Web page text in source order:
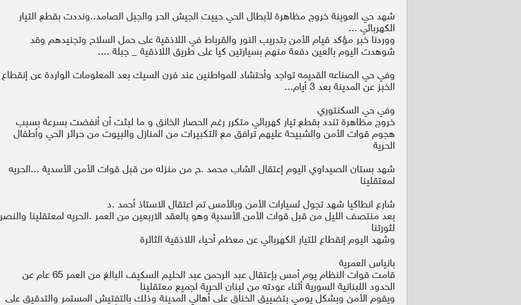
شهد حي العوينة خروج مظاهرة لأبطال الحي حييت الجيش الحر والجبل الصامد..ونددت بقطع التيار
الكهربائي ...
ووردنا خبر مؤكد قيام الأمن بتدريب النور والقرباط في اللاذقية على حمل السلاح وتجنيدهم وقد
شوهدت اليوم بالعين دفعة منهم بسيارتين كيا على طريق اللاذقية _ جبلة ....
وفي حي الصناعه القديمه تواجد وأحتشاد للمواطنين عند فرن السيك بعد المعلومات الواردة عن إنقطاع
الخبز عن المدينة بعد 3 أيام...
وفي حي السكنتوري
خروج مظاهرة تندد بقطع تيار كهربائي متكرر رغم الحصار الخانق و ما لبثت أن أنفضت بسرعة بسبب
هجوم قوات الأمن والشبيحة عليهم ترافق مع التكبيرات من المنازل والبيوت من حرائر الحي وأطفال
الحرية
شهد بستان الصيداوي اليوم إعتقال الشاب محمد .ح من منزله من قبل قوات الأمن الأسدية ...الحريه
لمعتقلينا
شارع انطاكيا شهد تجول لسيارات الأمن وبالأمس تم اعتقال الاستاذ أحمد .د
بعد منتصف الليل من قبل قوات الأمن الأسدية وهو بالعقد الاربعين من العمر .الحريه لمعتقلينا والنصر
لثورتنا
وشهد اليوم إنقطاع للتيار الكهربائي عن معظم أحياء اللاذقية الثائرة
بانياس العمرية
قامت قوات النظام يوم أمس بإعتقال عبد الرحمن عبد الحليم السكيف البالغ من العمر 65 عام عن
الحدود اللبنانية السورية أثناء عودته من لبنان الحرية لجميع معتقلينا
ويقوم الأمن وبشكل يومي بتضييق الخناق على أهالي المدينة وذلك بالتفتيش المستمر والتدقيق على